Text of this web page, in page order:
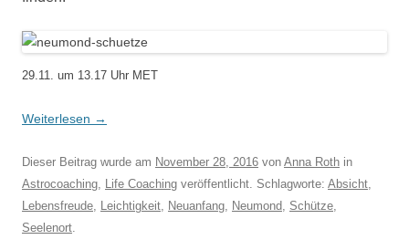
29.11. um 13.17 Uhr MET
Weiterlesen →
Dieser Beitrag wurde am November 28, 2016 von Anna Roth in
Astrocoaching, Life Coaching veröffentlicht. Schlagworte: Absicht,
Lebensfreude, Leichtigkeit, Neuanfang, Neumond, Schütze,
Seelenort.